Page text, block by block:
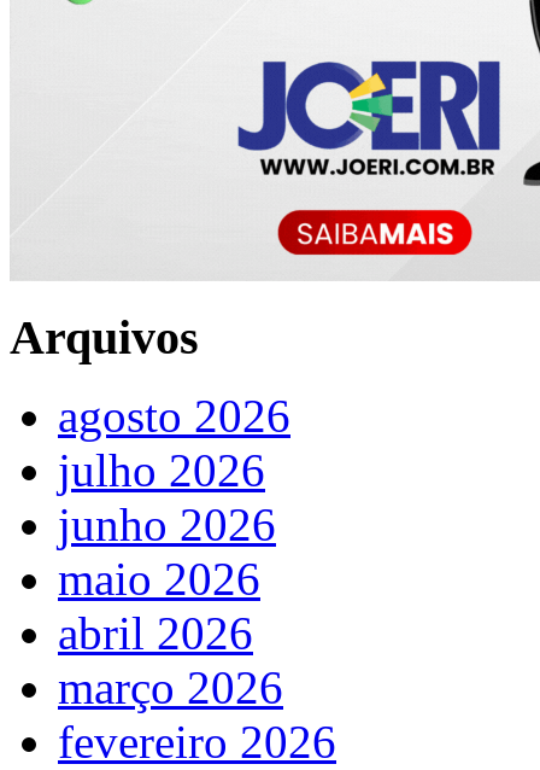
Arquivos
agosto 2026
julho 2026
junho 2026
maio 2026
abril 2026
março 2026
fevereiro 2026